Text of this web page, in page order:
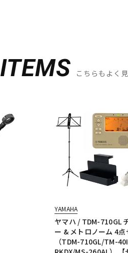
ITEMS こちらもよく
YAMAHA
ヤマハ / TDM-710GL
ー & メトロノーム 4点
（TDM-710GL/TM-